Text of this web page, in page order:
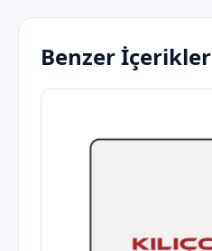
Benzer İçerikler